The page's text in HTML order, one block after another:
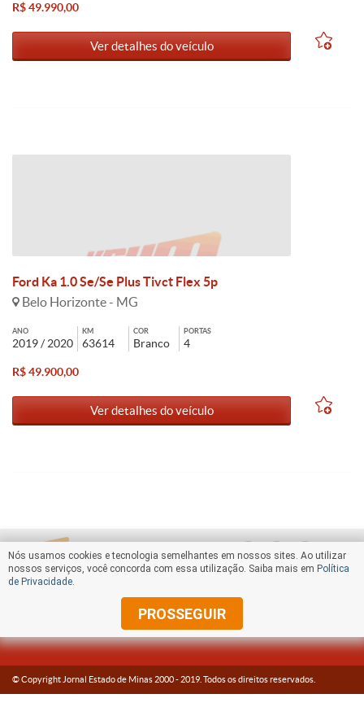
R$ 49.990,00
Ver detalhes do veículo
Ford Ka 1.0 Se/Se Plus Tivct Flex 5p
Belo Horizonte - MG
ANO
2019 / 2020
KM
63614
COR
Branco
PORTAS
4
R$ 49.900,00
Ver detalhes do veículo
© Copyright Jornal Estado de Minas 2000 -2019 . Todos os direitos reservados.
Nós usamos cookies e tecnologia semelhantes em nossos sites. Ao utilizar
nossos serviços, você concorda com essa utilização. Saiba mais em Política
de Privacidade.
PROSSEGUIR